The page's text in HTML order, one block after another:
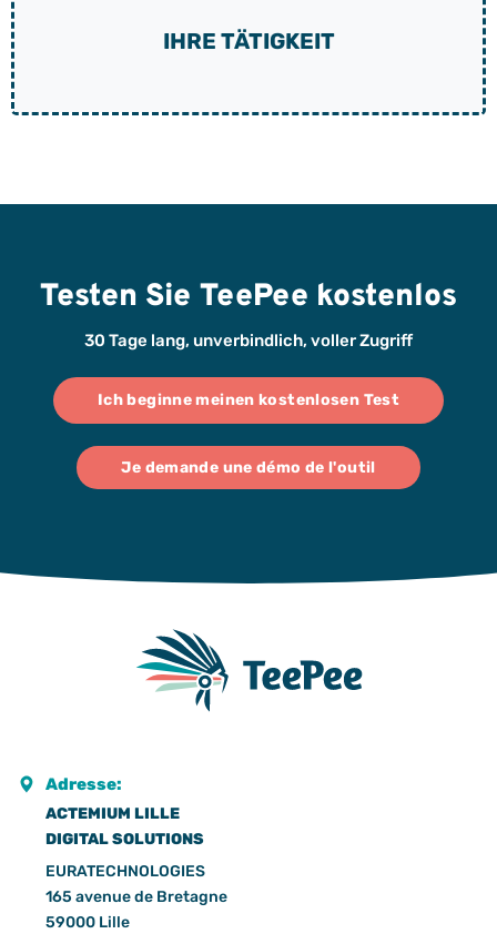
IHRE TÄTIGKEIT
Testen Sie TeePee kostenlos
30 Tage lang, unverbindlich, voller Zugriff
Ich beginne meinen kostenlosen Test
Je demande une démo de l'outil
Adresse:
ACTEMIUM LILLE
DIGITAL SOLUTIONS
EURATECHNOLOGIES
165 avenue de Bretagne
59000 Lille